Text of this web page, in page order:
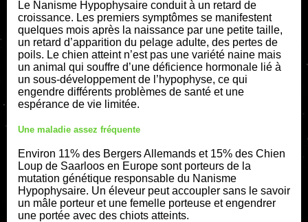
Le Nanisme Hypophysaire conduit à un retard de
croissance. Les premiers symptômes se manifestent
quelques mois après la naissance par une petite taille,
un retard d’apparition du pelage adulte, des pertes de
poils. Le chien atteint n’est pas une variété naine mais
un animal qui souffre d’une déficience hormonale lié à
un sous-développement de l’hypophyse, ce qui
engendre différents problèmes de santé et une
espérance de vie limitée.
Une maladie assez fréquente
Environ 11% des Bergers Allemands et 15% des Chien
Loup de Saarloos en Europe sont porteurs de la
mutation génétique responsable du Nanisme
Hypophysaire. Un éleveur peut accoupler sans le savoir
un mâle porteur et une femelle porteuse et engendrer
une portée avec des chiots atteints.